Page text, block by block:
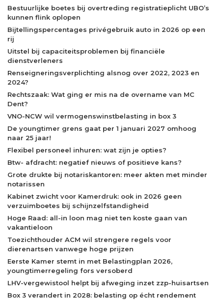
Bestuurlijke boetes bij overtreding registratieplicht UBO’s
kunnen flink oplopen
Bijtellingspercentages privégebruik auto in 2026 op een
rij
Uitstel bij capaciteitsproblemen bij financiële
dienstverleners
Renseigneringsverplichting alsnog over 2022, 2023 en
2024?
Rechtszaak: Wat ging er mis na de overname van MC
Dent?
VNO-NCW wil vermogenswinstbelasting in box 3
De youngtimer grens gaat per 1 januari 2027 omhoog
naar 25 jaar!
Flexibel personeel inhuren: wat zijn je opties?
Btw- afdracht: negatief nieuws of positieve kans?
Grote drukte bij notariskantoren: meer akten met minder
notarissen
Kabinet zwicht voor Kamerdruk: ook in 2026 geen
verzuimboetes bij schijnzelfstandigheid
Hoge Raad: all-in loon mag niet ten koste gaan van
vakantieloon
Toezichthouder ACM wil strengere regels voor
dierenartsen vanwege hoge prijzen
Eerste Kamer stemt in met Belastingplan 2026,
youngtimerregeling fors versoberd
LHV-vergewistool helpt bij afweging inzet zzp-huisartsen
Box 3 verandert in 2028: belasting op écht rendement